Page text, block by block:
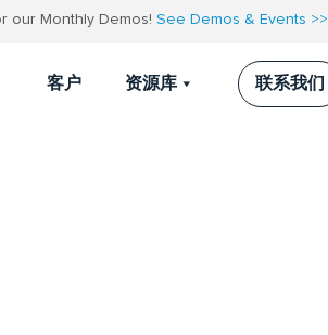
our Monthly Demos! See Demos & Events >>
客户 资源库 联系我们